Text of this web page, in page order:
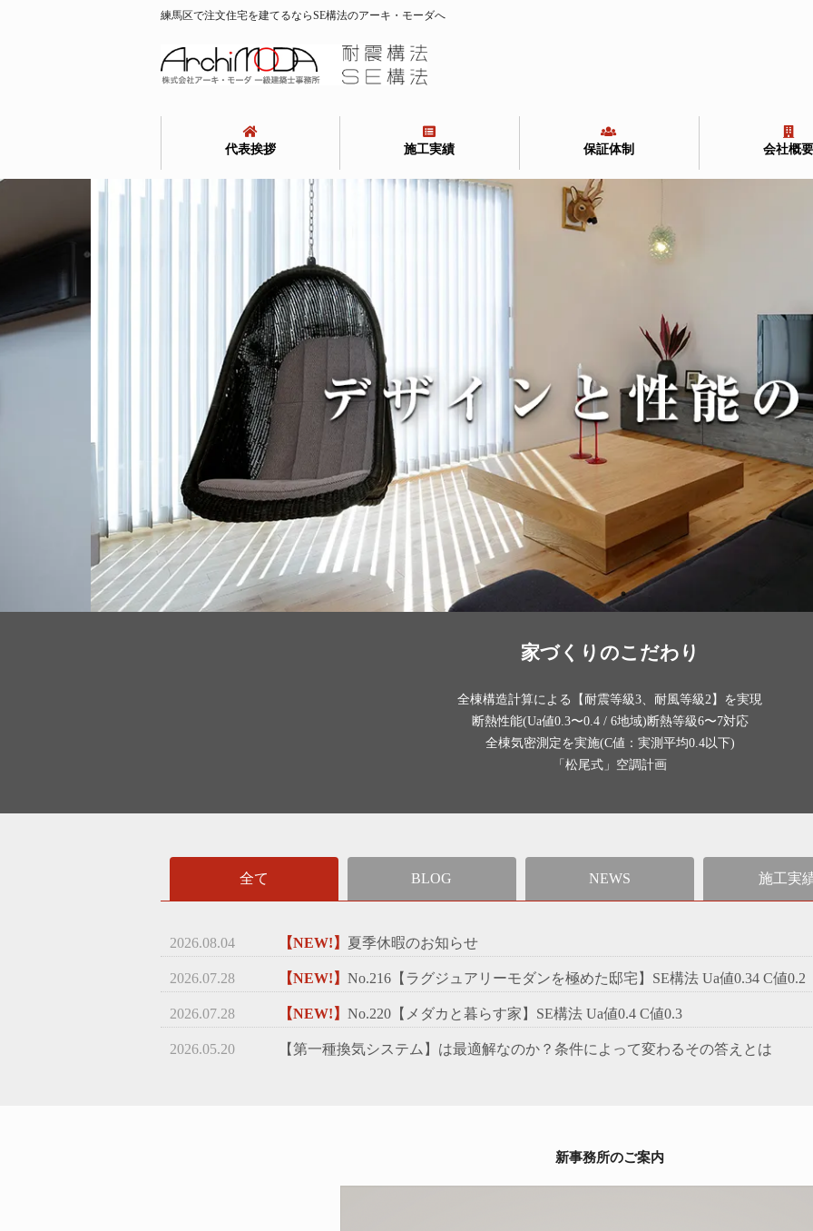
練馬区で注文住宅を建てるならSE構法のアーキ・モーダへ
代表挨拶 施工実績 保証体制 会社概
家づくりのこだわり
全棟構造計算による【耐震等級3、耐風等級2】を実現
断熱性能(Ua値0.3〜0.4 / 6地域)断熱等級6〜7対応
全棟気密測定を実施(C値：実測平均0.4以下)
「松尾式」空調計画
全て BLOG NEWS 施工実
2026.08.04 【NEW!】 夏季休暇のお知らせ
2026.07.28 【NEW!】 No.216【ラグジュアリーモダンを極めた邸宅】SE構法 Ua値0.34 C値0.2
2026.07.28 【NEW!】 No.220【メダカと暮らす家】SE構法 Ua値0.4 C値0.3
2026.05.20 【第一種換気システム】は最適解なのか？条件によって変わるその答えとは
新事務所のご案内